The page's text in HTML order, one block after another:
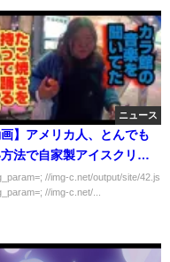
ニュース
画】アメリカ人、とんでも
法で自家製アイスクリー
ってしまう//img-c.net/output/site/42.js
//img-c.net/...